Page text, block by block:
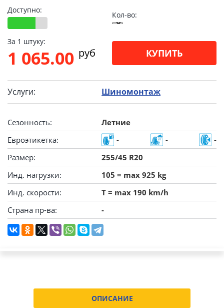
Доступно:
Кол-во:
За 1 штуку:
1 065.00 pуб КУПИТЬ
Услуги: Шиномонтаж
Сезонность:
Летние
Евроэтикетка:
- -
-
Размер:
255/45 R20
Инд. нагрузки:
105 = max 925 kg
Инд. скорости:
T = max 190 km/h
Страна пр-ва:
-
ОПИСАНИЕ